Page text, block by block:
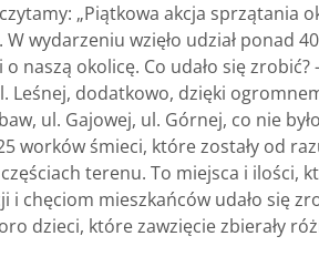
„Piątkowa akcja sprzątania
wydarzeniu wzięło udział ponad
naszą okolicę. Co udało się
Leśnej, dodatkowo, dzięki
ul. Gajowej, ul. Górnej, co nie
worków śmieci, które zostały od
terenu. To miejsca i ilości,
chęciom mieszkańców udało się
dzieci, które zawzięcie zbierały